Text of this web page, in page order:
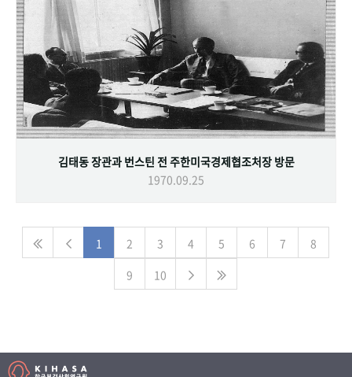
김태동 장관과 번스틴 전 주한미국경제협조처장 방문
1970.09.25
1 2 3 4 5 6 7
8
9
10